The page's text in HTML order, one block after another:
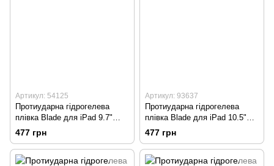
Артикул: 54125
Протиударна гідрогелева
плівка Blade для iPad 9.7"
Transparent
477 грн
Артикул: 93637
Протиударна гідрогелева
плівка Blade для iPad 10.5"
Transparent
477 грн